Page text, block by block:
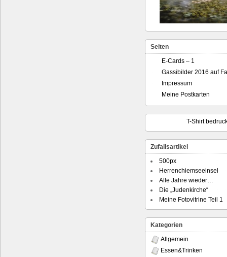
Seiten
E-Cards – 1
Gassibilder 2016 auf
Impressum
Meine Postkarten
T-Shirt
Zufallsartikel
500px
Herrenchiemseeinsel
Alle Jahre wieder…
Die „Judenkirche“
Meine Fotovitrine Teil 1
Kategorien
Allgemein
Essen&Trinken